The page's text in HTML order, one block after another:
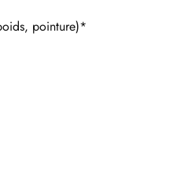
pointure)*